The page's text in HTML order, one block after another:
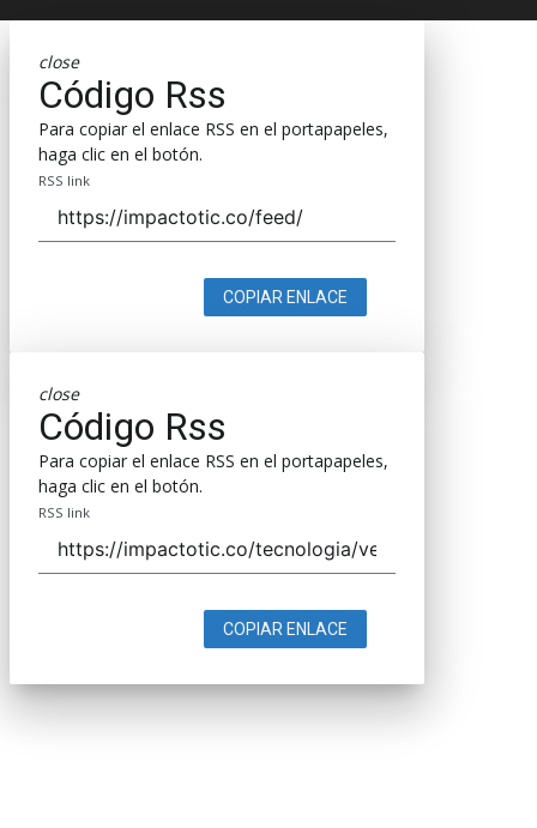
close
Código Rss
Para copiar el enlace RSS en el portapapeles,
haga clic en el botón.
RSS link
COPIAR ENLACE
close
Código Rss
Para copiar el enlace RSS en el portapapeles,
haga clic en el botón.
RSS link
COPIAR ENLACE